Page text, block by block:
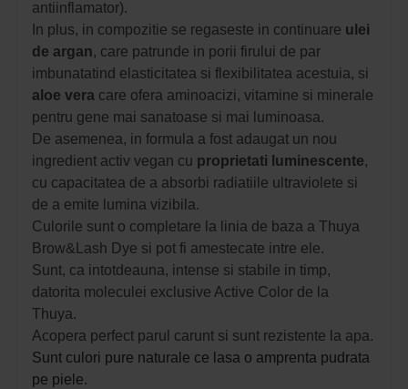
antiinflamator).
In plus, in compozitie se regaseste in continuare ulei
de argan, care patrunde in porii firului de par
imbunatatind elasticitatea si flexibilitatea acestuia, si
aloe vera care ofera aminoacizi, vitamine si minerale
pentru gene mai sanatoase si mai luminoasa.
De asemenea, in formula a fost adaugat un nou
ingredient activ vegan cu proprietati luminescente,
cu capacitatea de a absorbi radiatiile ultraviolete si
de a emite lumina vizibila.
Culorile sunt o completare la linia de baza a Thuya
Brow&Lash Dye si pot fi amestecate intre ele.
Sunt, ca intotdeauna, intense si stabile in timp,
datorita moleculei exclusive Active Color de la
Thuya.
Acopera perfect parul carunt si sunt rezistente la apa.
Sunt culori pure naturale ce lasa o amprenta pudrata
pe piele.